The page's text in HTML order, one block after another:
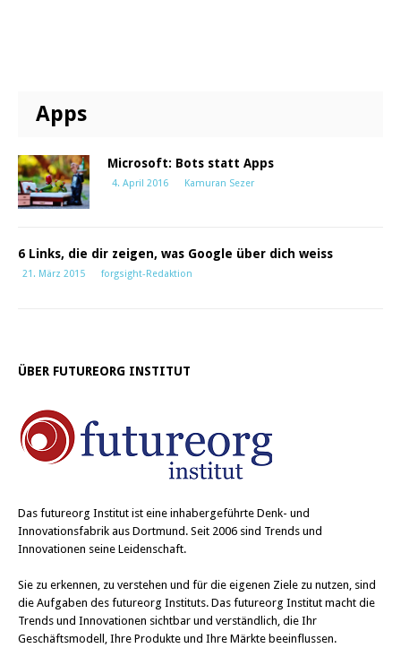
Apps
Microsoft: Bots statt Apps
4. April 2016 Kamuran Sezer
6 Links, die dir zeigen, was Google über dich weiss
21. März 2015 forgsight-Redaktion
ÜBER FUTUREORG INSTITUT
Das futureorg Institut ist eine inhabergeführte Denk- und
Innovationsfabrik aus Dortmund. Seit 2006 sind Trends und
Innovationen seine Leidenschaft.
Sie zu erkennen, zu verstehen und für die eigenen Ziele zu nutzen, sind
die Aufgaben des futureorg Instituts. Das futureorg Institut macht die
Trends und Innovationen sichtbar und verständlich, die Ihr
Geschäftsmodell, Ihre Produkte und Ihre Märkte beeinflussen.